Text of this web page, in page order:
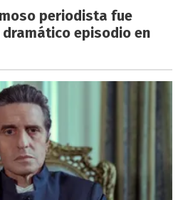
periodista fue
episodio en